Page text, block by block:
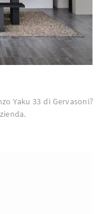
Yaku 33 di Gervasoni?